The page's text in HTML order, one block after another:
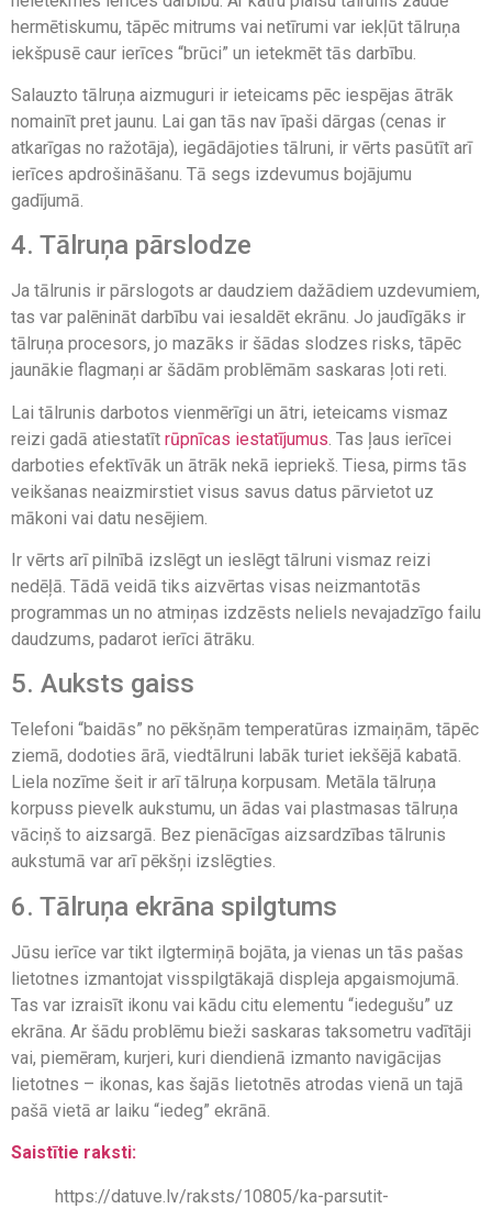
hermētiskumu, tāpēc mitrums vai netīrumi var iekļūt tālruņa
iekšpusē caur ierīces “brūci” un ietekmēt tās darbību.
Salauzto tālruņa aizmuguri ir ieteicams pēc iespējas ātrāk
nomainīt pret jaunu. Lai gan tās nav īpaši dārgas (cenas ir
atkarīgas no ražotāja), iegādājoties tālruni, ir vērts pasūtīt arī
ierīces apdrošināšanu. Tā segs izdevumus bojājumu
gadījumā.
4. Tālruņa pārslodze
Ja tālrunis ir pārslogots ar daudziem dažādiem uzdevumiem,
tas var palēnināt darbību vai iesaldēt ekrānu. Jo jaudīgāks ir
tālruņa procesors, jo mazāks ir šādas slodzes risks, tāpēc
jaunākie flagmaņi ar šādām problēmām saskaras ļoti reti.
Lai tālrunis darbotos vienmērīgi un ātri, ieteicams vismaz
reizi gadā atiestatīt rūpnīcas iestatījumus . Tas ļaus ierīcei
darboties efektīvāk un ātrāk nekā iepriekš. Tiesa, pirms tās
veikšanas neaizmirstiet visus savus datus pārvietot uz
mākoni vai datu nesējiem.
Ir vērts arī pilnībā izslēgt un ieslēgt tālruni vismaz reizi
nedēļā. Tādā veidā tiks aizvērtas visas neizmantotās
programmas un no atmiņas izdzēsts neliels nevajadzīgo failu
daudzums, padarot ierīci ātrāku.
5. Auksts gaiss
Telefoni “baidās” no pēkšņām temperatūras izmaiņām, tāpēc
ziemā, dodoties ārā, viedtālruni labāk turiet iekšējā kabatā.
Liela nozīme šeit ir arī tālruņa korpusam. Metāla tālruņa
korpuss pievelk aukstumu, un ādas vai plastmasas tālruņa
vāciņš to aizsargā. Bez pienācīgas aizsardzības tālrunis
aukstumā var arī pēkšņi izslēgties.
6. Tālruņa ekrāna spilgtums
Jūsu ierīce var tikt ilgtermiņā bojāta, ja vienas un tās pašas
lietotnes izmantojat visspilgtākajā displeja apgaismojumā.
Tas var izraisīt ikonu vai kādu citu elementu “iedegušu” uz
ekrāna. Ar šādu problēmu bieži saskaras taksometru vadītāji
vai, piemēram, kurjeri, kuri diendienā izmanto navigācijas
lietotnes – ikonas, kas šajās lietotnēs atrodas vienā un tajā
pašā vietā ar laiku “iedeg” ekrānā.
Saistītie raksti:
https://datuve.lv/raksts/10805/ka-parsutit-